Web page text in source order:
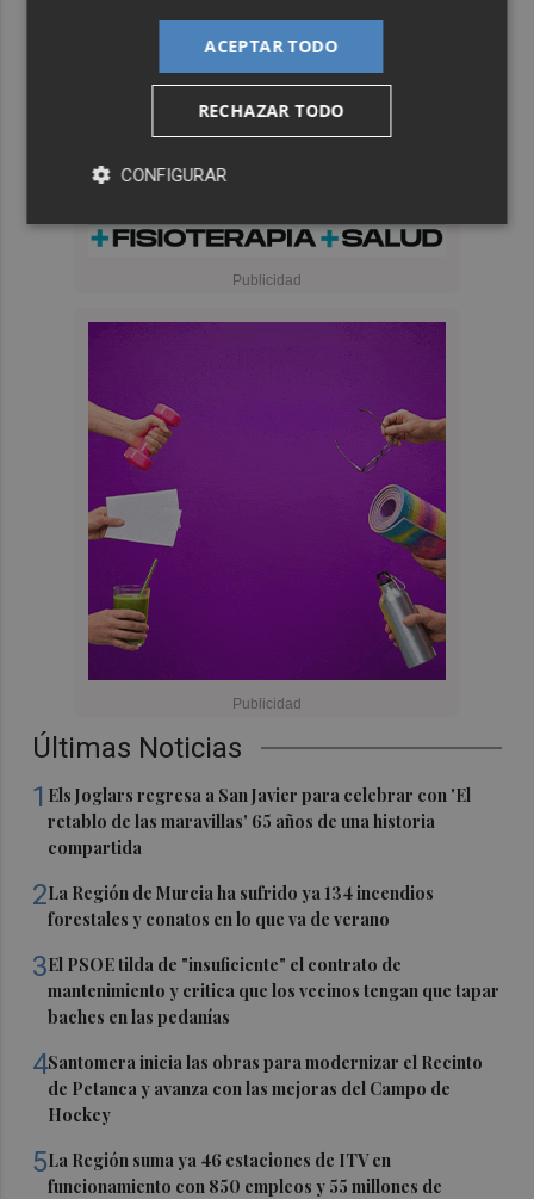
Últimas Noticias
1 Els Joglars regresa a San Javier para celebrar con 'El
retablo de las maravillas' 65 años de una historia
compartida
2La Región de Murcia ha sufrido ya 134 incendios
forestales y conatos en lo que va de verano
3El PSOE tilda de "insuficiente" el contrato de
mantenimiento y critica que los vecinos tengan que tapar
baches en las pedanías
4Santomera inicia las obras para modernizar el Recinto
de Petanca y avanza con las mejoras del Campo de
Hockey
5La Región suma ya 46 estaciones de ITV en
funcionamiento con 850 empleos y 55 millones de
ACEPTAR TODO
RECHAZAR TODO
CONFIGURAR